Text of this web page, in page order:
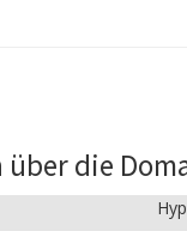
die